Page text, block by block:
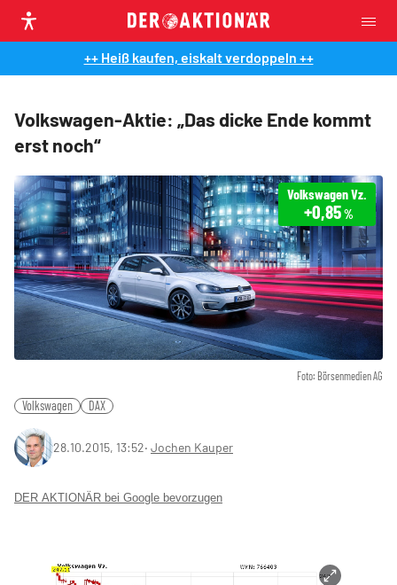
++ Heiß kaufen, eiskalt verdoppeln ++
Volkswagen-Aktie: „Das dicke Ende kommt
erst noch“
Foto: Börsenmedien AG
Volkswagen Vz.
+0,85%
Volkswagen DAX
28.10.2015, 13:52‧ Jochen Kauper
DER AKTIONÄR bei Google bevorzugen